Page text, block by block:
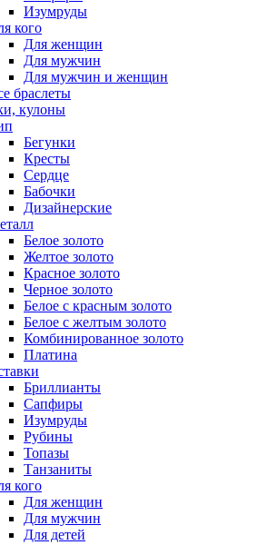
Изумруды
кого
Для женщин
Для мужчин
Для мужчин и женщин
браслеты
кулоны
Бегунки
Кресты
Сердце
Бабочки
Дизайнерские
Белое золото
Желтое золото
Красное золото
Черное золото
Белое с красным золото
Белое с желтым золото
Комбинированное золото
Платина
Бриллианты
Сапфиры
Изумруды
Рубины
Топазы
Танзаниты
кого
Для женщин
Для мужчин
Для детей